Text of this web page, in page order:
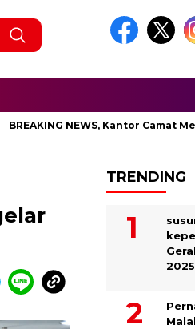
NEWS, Kantor Camat Medan
TRENDING